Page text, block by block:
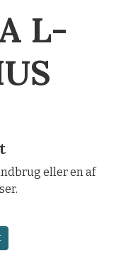
L-
eller en af